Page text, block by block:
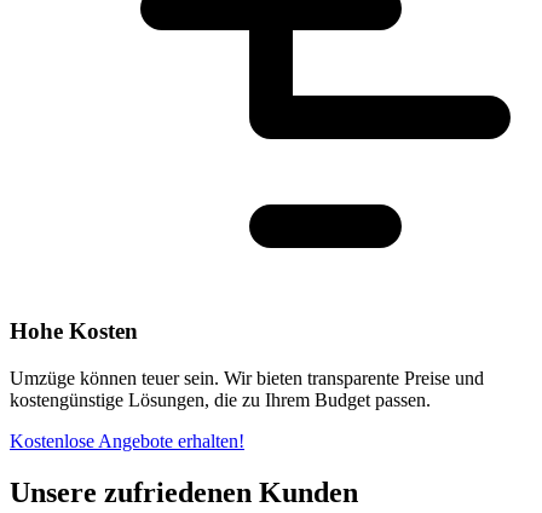
Hohe Kosten
Umzüge können teuer sein. Wir bieten transparente Preise und
kostengünstige Lösungen, die zu Ihrem Budget passen.
Kostenlose Angebote erhalten!
Unsere zufriedenen Kunden